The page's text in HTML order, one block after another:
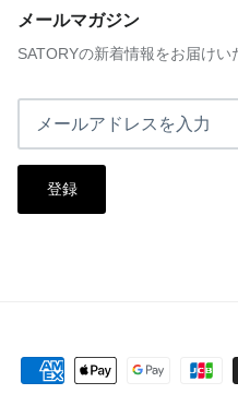
メールマガジン
SATORYの新着情報をお届けい
登録